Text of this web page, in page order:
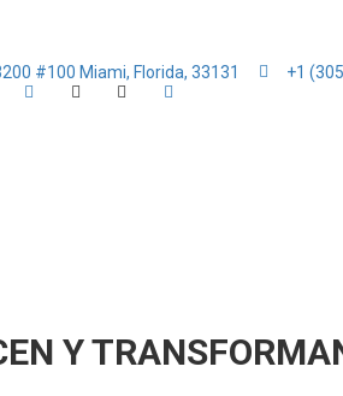
#100 Miami, Florida, 33131 +1
Y